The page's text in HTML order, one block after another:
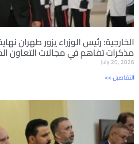
الخارجية: رئيس الوزراء يزور طهران
مذكرات تفاهم في مجالات التعاون
July 20, 2026
<< التفاصيل